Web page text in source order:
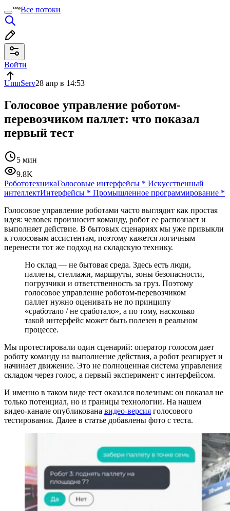
Все потоки
Войти
UmnServ28 апр в 14:53
Голосовое управление роботом-
перевозчиком паллет: что показал
первый тест
5 мин
9.8K
РобототехникаГолосовые интерфейсы * Искусственный
интеллектИнтерфейсы * Промышленное программирование *
Голосовое управление роботами часто выглядит как простая
идея: человек произносит команду, робот ее распознает и
выполняет действие. В бытовых сценариях мы уже привыкли
к голосовым ассистентам, поэтому кажется логичным
перенести тот же подход на складскую технику.
Но склад — не бытовая среда. Здесь есть люди,
паллеты, стеллажи, маршруты, зоны безопасности,
погрузчики и ответственность за груз. Поэтому
голосовое управление роботом-перевозчиком
паллет нужно оценивать не по принципу
«сработало / не сработало», а по тому, насколько
такой интерфейс может быть полезен в реальном
процессе.
Мы протестировали один сценарий: оператор голосом дает
роботу команду на выполнение действия, а робот реагирует и
начинает движение. Это не полноценная система управления
складом через голос, а первый эксперимент с интерфейсом.
И именно в таком виде тест оказался полезным: он показал не
только потенциал, но и границы технологии. На нашем
видео-канале опубликована видео-версия голосового
тестирования. Далее в статье добавлены фото с теста.